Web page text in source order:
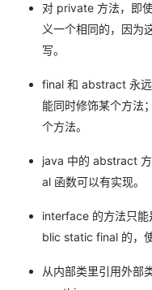
对 private 方法，即
义一个相同的，因为
写。
final 和 abstract 永
能同时修饰某个方法
个方法。
java 中的 abstract
al 函数可以有实现。
interface 的方法只
blic static final 的，
从内部类里引用外部